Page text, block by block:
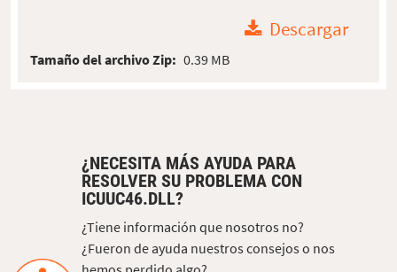
Descargar
Tamaño del archivo Zip: 0.39 MB
¿NECESITA MÁS AYUDA PARA
RESOLVER SU PROBLEMA CON
ICUUC46.DLL?
¿Tiene información que nosotros no?
¿Fueron de ayuda nuestros consejos o nos